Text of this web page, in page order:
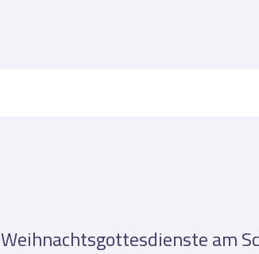
Weihnachtsgottesdienste am